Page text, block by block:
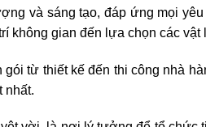
và sáng tạo, đáp ứng mọi
không gian đến lựa chọn các
gói từ thiết kế đến thi công nhà
nhất.